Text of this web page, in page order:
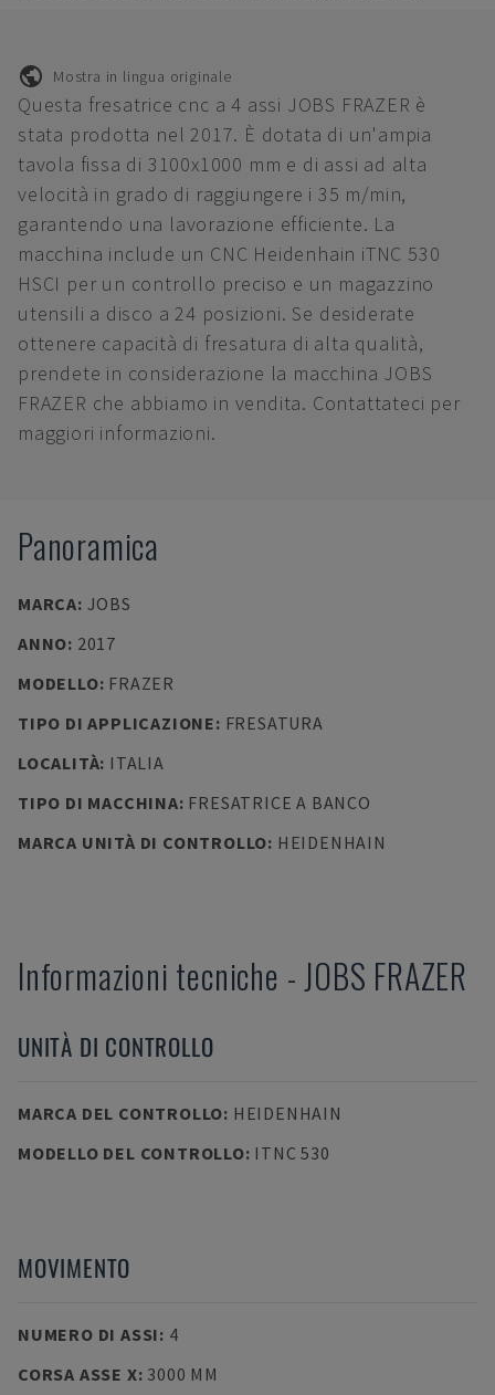
Mostra in lingua originale
Questa fresatrice cnc a 4 assi JOBS FRAZER è
stata prodotta nel 2017. È dotata di un'ampia
tavola fissa di 3100x1000 mm e di assi ad alta
velocità in grado di raggiungere i 35 m/min,
garantendo una lavorazione efficiente. La
macchina include un CNC Heidenhain iTNC 530
HSCI per un controllo preciso e un magazzino
utensili a disco a 24 posizioni. Se desiderate
ottenere capacità di fresatura di alta qualità,
prendete in considerazione la macchina JOBS
FRAZER che abbiamo in vendita. Contattateci per
maggiori informazioni.
Panoramica
MARCA: JOBS
ANNO: 2017
MODELLO: FRAZER
TIPO DI APPLICAZIONE: FRESATURA
LOCALITÀ: ITALIA
TIPO DI MACCHINA: FRESATRICE A BANCO
MARCA UNITÀ DI CONTROLLO: HEIDENHAIN
Informazioni tecniche -JOBS FRAZER
UNITÀ DI CONTROLLO
MARCA DEL CONTROLLO: HEIDENHAIN
MODELLO DEL CONTROLLO: ITNC 530
MOVIMENTO
NUMERO DI ASSI: 4
CORSA ASSE X: 3000 MM